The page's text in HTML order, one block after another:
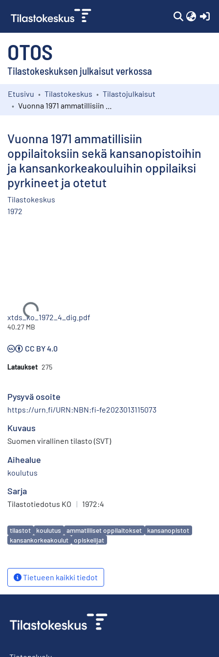
OTOS
Tilastokeskuksen julkaisut verkossa
Kokoelmat
Etusivu Tilastokeskus
Tilastojulkaisut
Vuonna 1971 ammatillisiin
oppilaitoksiin sekä kansanopistoihin
ja kansankorkeakouluihin oppilaiksi
pyrkineet ja otetut
Tilastokeskus
1972
Ladataan...
xtds_ko_1972_4_dig.pdf
40.27 MB
CC BY 4.0
Lataukset 275
Pysyvä osoite
https://urn.fi/URN:NBN:fi-fe2023013115073
Kuvaus
Suomen virallinen tilasto (SVT)
Aihealue
koulutus
Sarja
Tilastotiedotus KO | 1972:4
Avainsanat
tilastot koulutus ammatilliset oppilaitokset
kansanopistot
kansankorkeakoulut
opiskelijat
Tietueen kaikki tiedot